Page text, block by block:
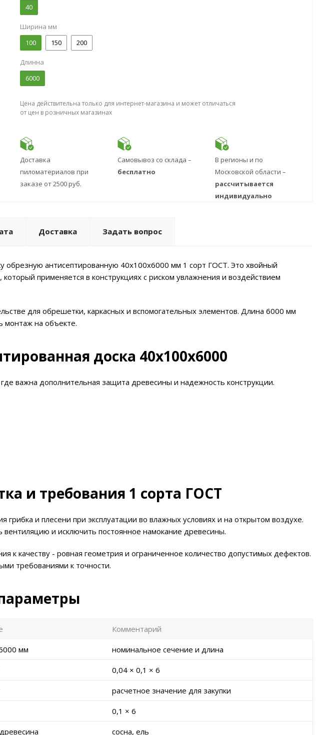
40
Ширина мм
100
150 200
Длинна
6000
Цена действительна только для интернет-магазина и может отличаться
от цен в розничных магазинах
Доставка
пиломатериалов при
заказе от 2500 руб.
Самовывоз со склада –
бесплатно
В регионы и по
Московской области –
рассчитывается
индивидуально
Доставка Задать вопрос
обрезную антисептированную 40х100х6000 мм 1 сорт ГОСТ. Это хвойный
применяется в конструкциях с риском увлажнения и воздействием
для обрешетки, каркасных и вспомогательных элементов. Длина 6000 мм
монтаж на объекте.
доска 40х100х6000
важна дополнительная защита древесины и надежность конструкции.
и требования 1 сорта ГОСТ
грибка и плесени при эксплуатации во влажных условиях и на открытом воздухе.
и исключить постоянное намокание древесины.
к качеству - ровная геометрия и ограниченное количество допустимых дефектов.
требованиями к точности.
Комментарий
мм номинальное сечение и длина
0,04 × 0,1 × 6
расчетное значение для закупки
0,1 × 6
сосна, ель